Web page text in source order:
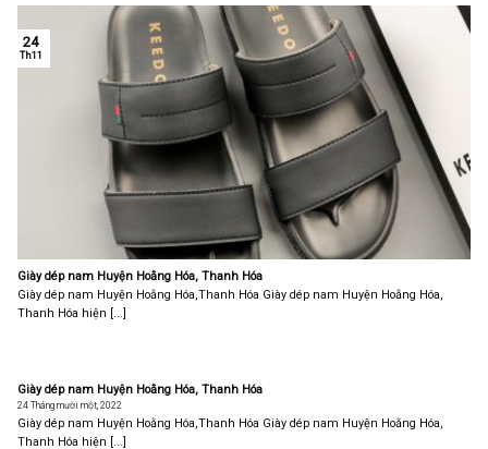
Giày dép nam Huyện Hoằng Hóa, Thanh Hóa
Giày dép nam Huyện Hoằng Hóa,Thanh Hóa Giày dép nam Huyện Hoằng Hóa,
Thanh Hóa hiện [...]
24
Th11
Giày dép nam Huyện Hoằng Hóa, Thanh Hóa
24 Tháng mười một, 2022
Giày dép nam Huyện Hoằng Hóa,Thanh Hóa Giày dép nam Huyện Hoằng Hóa,
Thanh Hóa hiện [...]